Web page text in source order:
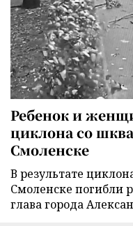
Ребенок и
циклона со
Смоленске
В результате
Смоленске погибли
глава города